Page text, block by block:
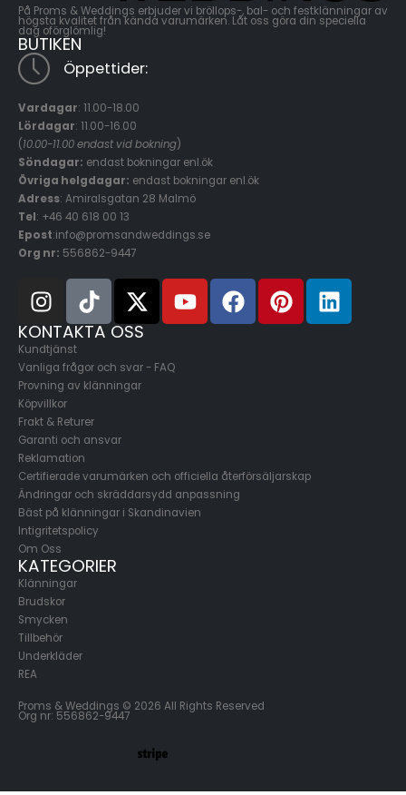
På Proms & Weddings erbjuder vi bröllops-, bal- och festklänningar av
högsta kvalitet från kända varumärken. Låt oss göra din speciella
dag oförglömlig!
BUTIKEN
Öppettider:
Vardagar: 11.00-18.00
Lördagar: 11.00-16.00
(10.00-11.00 endast vid bokning)
Söndagar: endast bokningar enl.ök
Övriga helgdagar: endast bokningar enl.ök
Adress: Amiralsgatan 28 Malmö
Tel: +46 40 618 ​00 13
Epost:info@promsandweddings.se
Org nr: 556862-9447
KONTAKTA OSS
Kundtjänst
Vanliga frågor och svar - FAQ
Provning av klänningar
Köpvillkor
Frakt & Returer
Garanti och ansvar
Reklamation
Certifierade varumärken och officiella återförsäljarskap
Ändringar och skräddarsydd anpassning
Bäst på klänningar i Skandinavien
Intigritetspolicy
Om Oss
KATEGORIER
Klänningar
Brudskor
Smycken
Tillbehör
Underkläder
REA
Proms & Weddings © 2026 All Rights Reserved
Org nr: 556862-9447